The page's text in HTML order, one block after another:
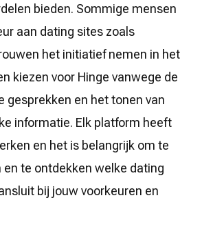
bieden. Sommige mensen
aan dating sites zoals
het initiatief nemen in het
kiezen voor Hinge vanwege de
gesprekken en het tonen van
informatie. Elk platform heeft
en het is belangrijk om te
te ontdekken welke dating
bij jouw voorkeuren en